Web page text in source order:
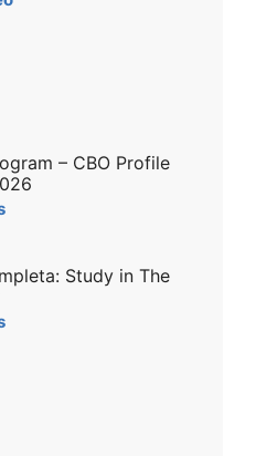
– CBO Profile
Study in The